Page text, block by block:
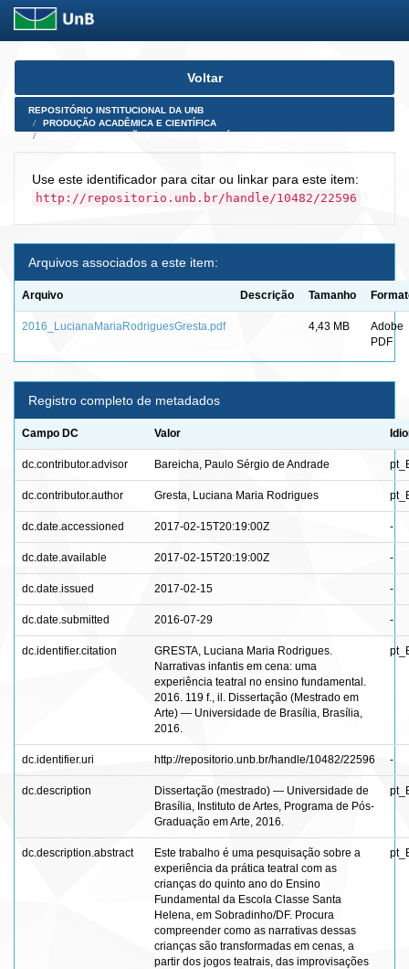
Skip
Voltar
REPOSITÓRIO INSTITUCIONAL DA UNB
PRODUÇÃO ACADÊMICA E CIENTÍFICA
Use este identificador para citar ou linkar para este item:
http://repositorio.unb.br/handle/10482/22596
Arquivos associados a este item:
Arquivo Descrição Tamanho
2016_LucianaMariaRodriguesGresta.pdf 4,43 MB
Adobe
PDF
Registro completo de metadados
Campo DC Valor
dc.contributor.advisor Bareicha, Paulo Sérgio de Andrade
dc.contributor.author Gresta, Luciana Maria Rodrigues
dc.date.accessioned 2017-02-15T20:19:00Z -
dc.date.available 2017-02-15T20:19:00Z -
dc.date.issued 2017-02-15 -
dc.date.submitted 2016-07-29 -
dc.identifier.citation
GRESTA, Luciana Maria Rodrigues.
Narrativas infantis em cena: uma
experiência teatral no ensino fundamental.
2016. 119 f., il. Dissertação (Mestrado em
Arte) — Universidade de Brasília, Brasília,
2016.
dc.identifier.uri http://repositorio.unb.br/handle/10482/22596 -
dc.description
Dissertação (mestrado) — Universidade de
Brasília, Instituto de Artes, Programa de Pós-
Graduação em Arte, 2016.
dc.description.abstract
Este trabalho é uma pesquisação sobre a
experiência da prática teatral com as
crianças do quinto ano do Ensino
Fundamental da Escola Classe Santa
Helena, em Sobradinho/DF. Procura
compreender como as narrativas dessas
crianças são transformadas em cenas, a
partir dos jogos teatrais, das improvisações